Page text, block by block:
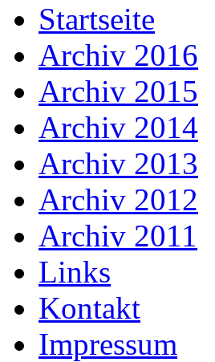
Startseite
Archiv 2016
Archiv 2015
Archiv 2014
Archiv 2013
Archiv 2012
Archiv 2011
Links
Kontakt
Impressum